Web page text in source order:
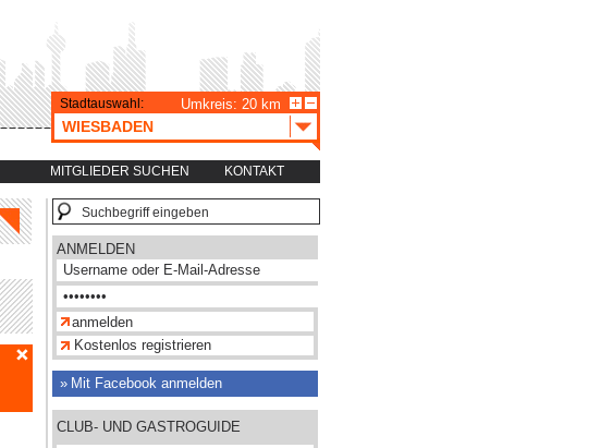
MITGLIEDER SUCHEN KONTAKT
Stadtauswahl: Umkreis: 20 km
WIESBADEN
ANMELDEN
Kostenlos registrieren
Mit Facebook anmelden
CLUB- UND GASTROGUIDE